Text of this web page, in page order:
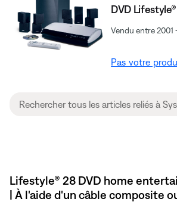
DVD
Vendu entre 2001
Pas votre
Lifestyle® 28 DVD home
| À l'aide d'un câble composite